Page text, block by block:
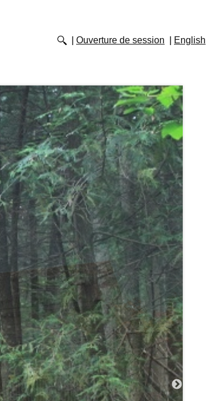
Ouverture de session English